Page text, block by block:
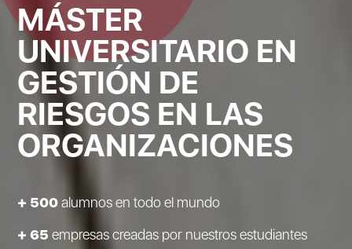
MÁSTER
UNIVERSITARIO EN
GESTIÓN DE
RIESGOS EN LAS
ORGANIZACIONES
+ 500alumnos en todo el mundo
+ 65empresas creadas por nuestros estudiantes